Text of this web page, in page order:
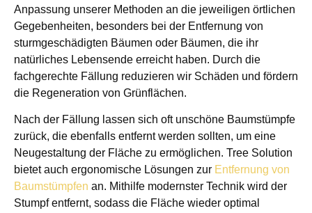
Anpassung unserer Methoden an die jeweiligen örtlichen
Gegebenheiten, besonders bei der Entfernung von
sturmgeschädigten Bäumen oder Bäumen, die ihr
natürliches Lebensende erreicht haben. Durch die
fachgerechte Fällung reduzieren wir Schäden und fördern
die Regeneration von Grünflächen.
Nach der Fällung lassen sich oft unschöne Baumstümpfe
zurück, die ebenfalls entfernt werden sollten, um eine
Neugestaltung der Fläche zu ermöglichen. Tree Solution
bietet auch ergonomische Lösungen zur Entfernung von
Baumstümpfen an. Mithilfe modernster Technik wird der
Stumpf entfernt, sodass die Fläche wieder optimal